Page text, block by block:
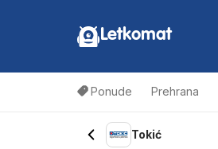
Letkomat
Ponude Prehrana
Tokić